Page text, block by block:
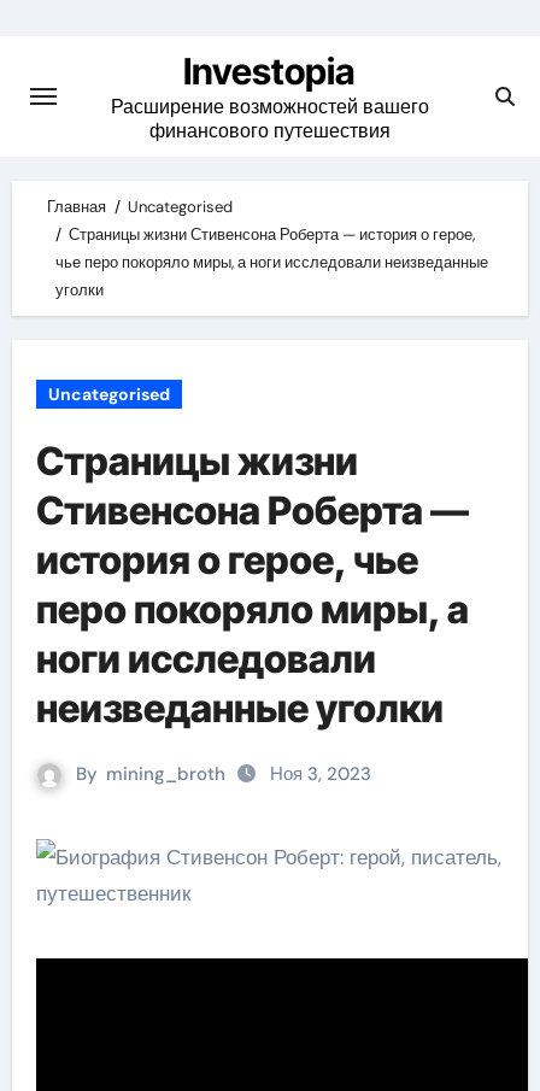
content
Investopia
Расширение возможностей вашего
финансового путешествия
Главная
Uncategorised
Страницы жизни Стивенсона Роберта — история о герое,
чье перо покоряло миры, а ноги исследовали неизведанные
уголки
Uncategorised
Страницы жизни
Стивенсона Роберта —
история о герое, чье
перо покоряло миры, а
ноги исследовали
неизведанные уголки
By mining_broth Ноя 3, 2023